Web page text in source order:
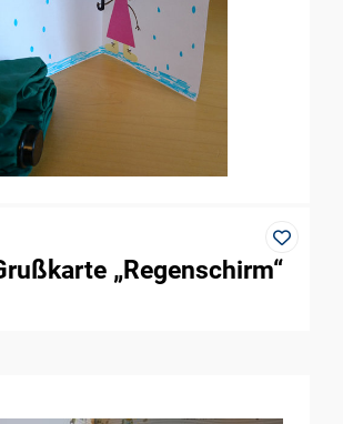
„Regenschirm“